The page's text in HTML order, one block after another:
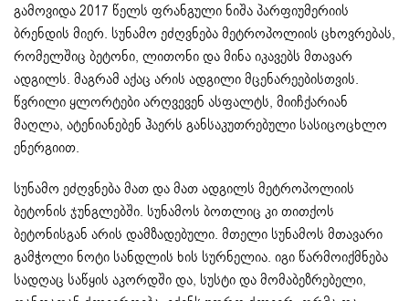
გამოვიდა 2017 წელს ფრანგული ნიშა პარფიუმერიის
ბრენდის მიერ. სუნამო ეძღვნება მეტროპოლიის ცხოვრებას,
რომელშიც ბეტონი, ლითონი და მინა იკავებს მთავარ
ადგილს. მაგრამ აქაც არის ადგილი მცენარეებისთვის.
წვრილი ყლორტები არღვევენ ასფალტს, მიიჩქარიან
მაღლა, ატენიანებენ ჰაერს განსაკუთრებული სასიცოცხლო
ენერგიით.
სუნამო ეძღვნება მათ და მათ ადგილს მეტროპოლიის
ბეტონის ჯუნგლებში. სუნამოს ბოთლიც კი თითქოს
ბეტონისგან არის დამზადებული. მთელი სუნამოს მთავარი
გამჭოლი ნოტი სანდლის ხის სურნელია. იგი წარმოიქმნება
სადღაც საწყის აკორდში და, სუსტი და მომაბეზრებელი,